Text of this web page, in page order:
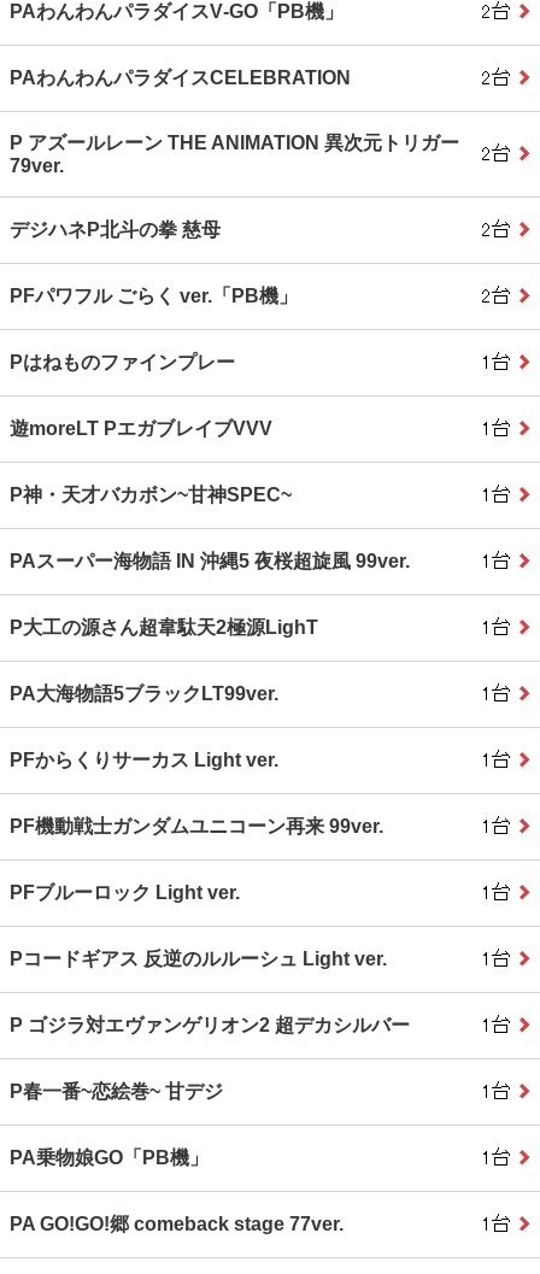
PAわんわんパラダイスV‐GO「PB機」
PAわんわんパラダイスCELEBRATION
P アズールレーン THE ANIMATION 異次元トリガー
79ver.
デジハネP北斗の拳 慈母
PFパワフル ごらく ver.「PB機」
Pはねものファインプレー
遊moreLT PエガブレイブVVV
P神・天才バカボン~甘神SPEC~
PAスーパー海物語 IN 沖縄5 夜桜超旋風 99ver.
P大工の源さん超韋駄天2極源LighT
PA大海物語5ブラックLT99ver.
PFからくりサーカス Light ver.
PF機動戦士ガンダムユニコーン再来 99ver.
PFブルーロック Light ver.
Pコードギアス 反逆のルルーシュ Light ver.
P ゴジラ対エヴァンゲリオン2 超デカシルバー
P春一番~恋絵巻~ 甘デジ
PA乗物娘GO「PB機」
PA GO!GO!郷 comeback stage 77ver.